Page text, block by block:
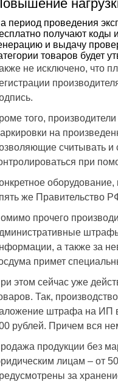
период проведения
получают коды
и выдачу
товаров будет
не исключено, что
того,
на
считывать и
при
же Правительство
прочего
а также за
примет
этом сейчас уже
Так,
штрафа на ИП в
рублей. Причем вся
продукции без
лицам – от
за